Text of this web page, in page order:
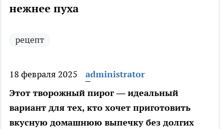
нежнее пуха
рецепт
18 февраля 2025
administrator
Этот творожный пирог — идеальный
вариант для тех, кто хочет приготовить
вкусную домашнюю выпечку без долгих